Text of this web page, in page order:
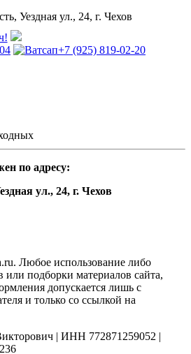
Уездная ул., 24, г. Чехов
+7 (925) 819-02-20
по адресу:
ул., 24, г. Чехов
Любое использование либо
или подборки материалов сайта,
допускается лишь с
и только со ссылкой на
| ИНН 772871259052 |